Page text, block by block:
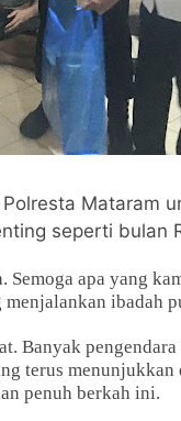
Mataram
seperti bulan
apa yang
ibadah
Banyak
terus menunjukkan
penuh berkah ini.